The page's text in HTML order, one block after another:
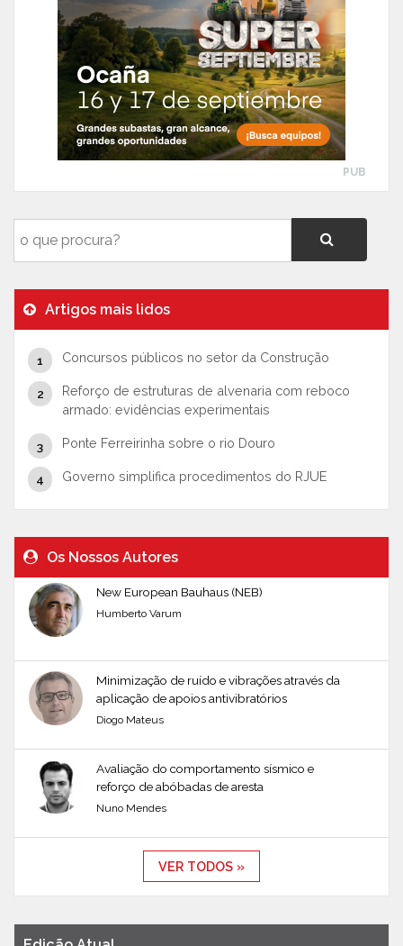
PUB
Artigos mais lidos
Concursos públicos no setor da Construção
Reforço de estruturas de alvenaria com reboco
armado: evidências experimentais
Ponte Ferreirinha sobre o rio Douro
Governo simplifica procedimentos do RJUE
Os Nossos Autores
New European Bauhaus (NEB)
Humberto Varum
Minimização de ruído e vibrações através da
aplicação de apoios antivibratórios
Diogo Mateus
Avaliação do comportamento sísmico e
reforço de abóbadas de aresta
Nuno Mendes
VER TODOS »